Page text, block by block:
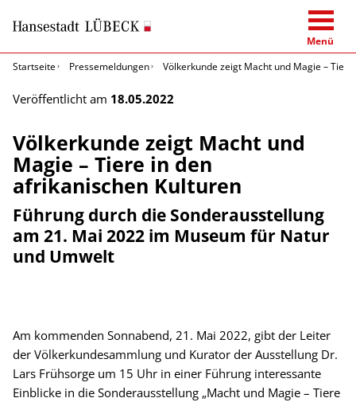
Menü
Startseite
Pressemeldungen Völkerkunde zeigt Macht und Magie –
Veröffentlicht am 18.05.2022
Völkerkunde zeigt Macht und
Magie – Tiere in den
afrikanischen Kulturen
Führung durch die Sonderausstellung
am 21. Mai 2022 im Museum für Natur
und Umwelt
Am kommenden Sonnabend, 21. Mai 2022, gibt der Leiter
der Völkerkundesammlung und Kurator der Ausstellung Dr.
Lars Frühsorge um 15 Uhr in einer Führung interessante
Einblicke in die Sonderausstellung „Macht und Magie – Tiere